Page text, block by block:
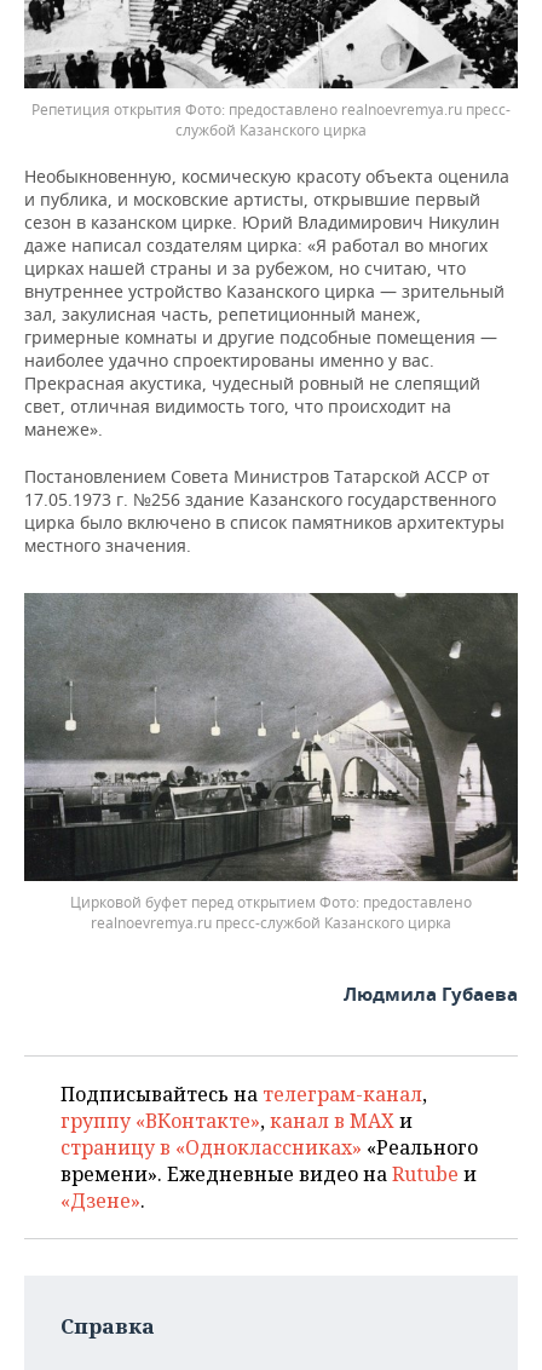
Репетиция открытия
предоставлено realnoevremya.ru пресс-
службой Казанского цирка
Необыкновенную, космическую красоту объекта оценила
и публика, и московские артисты, открывшие первый
сезон в казанском цирке. Юрий Владимирович Никулин
даже написал создателям цирка: «Я работал во многих
цирках нашей страны и за рубежом, но считаю, что
внутреннее устройство Казанского цирка — зрительный
зал, закулисная часть, репетиционный манеж,
гримерные комнаты и другие подсобные помещения —
наиболее удачно спроектированы именно у вас.
Прекрасная акустика, чудесный ровный не слепящий
свет, отличная видимость того, что происходит на
манеже».
Постановлением Совета Министров Татарской АССР от
17.05.1973 г. №256 здание Казанского государственного
цирка было включено в список памятников архитектуры
местного значения.
Цирковой буфет перед открытием
предоставлено
realnoevremya.ru пресс-службой Казанского цирка
Людмила Губаева
Подписывайтесь на телеграм-канал,
группу «ВКонтакте»,канал в MAXи
страницу в «Одноклассниках» «Реального
времени». Ежедневные видео наRutube и
«Дзене».
Справка